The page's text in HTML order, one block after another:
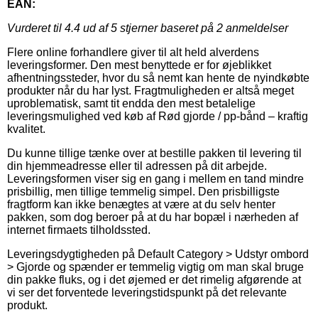
EAN:
Vurderet til 4.4 ud af 5 stjerner baseret på 2 anmeldelser
Flere online forhandlere giver til alt held alverdens
leveringsformer. Den mest benyttede er for øjeblikket
afhentningssteder, hvor du så nemt kan hente de nyindkøbte
produkter når du har lyst. Fragtmuligheden er altså meget
uproblematisk, samt tit endda den mest betalelige
leveringsmulighed ved køb af Rød gjorde / pp-bånd – kraftig
kvalitet.
Du kunne tillige tænke over at bestille pakken til levering til
din hjemmeadresse eller til adressen på dit arbejde.
Leveringsformen viser sig en gang i mellem en tand mindre
prisbillig, men tillige temmelig simpel. Den prisbilligste
fragtform kan ikke benægtes at være at du selv henter
pakken, som dog beroer på at du har bopæl i nærheden af
internet firmaets tilholdssted.
Leveringsdygtigheden på Default Category > Udstyr ombord
> Gjorde og spænder er temmelig vigtig om man skal bruge
din pakke fluks, og i det øjemed er det rimelig afgørende at
vi ser det forventede leveringstidspunkt på det relevante
produkt.